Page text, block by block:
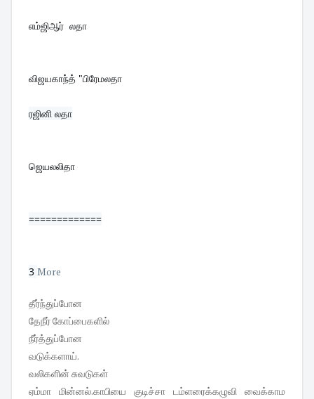
எம்ஜிஆர்  லதா
விஜயகாந்த் "பிரேமலதா
ரஜினி லதா
ஜெயலலிதா
=============
3 More
தீர்ந்துப்போன
தேநீர் கோப்பைகளில்
நீர்த்துப்போன
வடுக்களாய்.
வலிகளின் சுவடுகள்
ஏம்மா மின்னல்.காபியை குடிச்சா டம்ளரைக்கழுவி வைக்காம